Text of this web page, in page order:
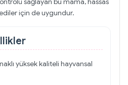
için de uygundur.
yüksek kaliteli hayvansal